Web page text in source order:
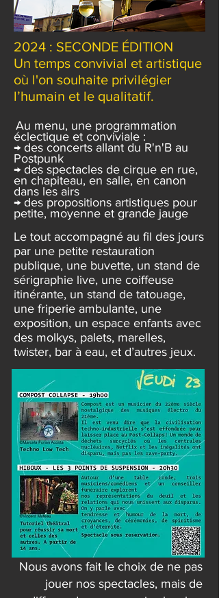
2024 : SECONDE ÉDITION
Un temps convivial et artistique
où l'on souhaite privilégier
l’humain et le qualitatif.
Au menu, une programmation
éclectique et conviviale :
→ des concerts allant du R'n'B au
Postpunk
→ des spectacles de cirque en rue,
en chapiteau, en salle, en canon
dans les airs
→ des propositions artistiques pour
petite, moyenne et grande jauge
Le tout accompagné au fil des jours
par une petite restauration
publique, une buvette, un stand de
sérigraphie live, une coiffeuse
itinérante, un stand de tatouage,
une friperie ambulante, une
exposition, un espace enfants avec
des molkys, palets, marelles,
twister, bar à eau, et d’autres jeux.
Nous avons fait le choix de ne pas
jouer nos spectacles, mais de